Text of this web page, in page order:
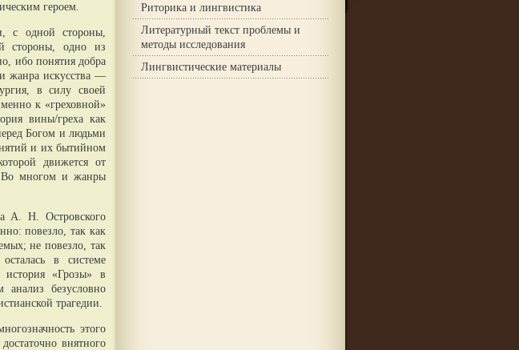
гeроем.
с одной стороны,
стороны, одно из
ибо понятия добра
жанра искусства —
в силу своей
к «греховной»
вины/греха как
Богом и людьми
и их бытийном
движется от
Во многом и жанры
А. Н. Островского
повезло, так как
не повезло, так
в системе
история «Грозы» в
анализ безусловно
трагедии.
этого
внятного
Риторика и лингвистика
Литературный текст проблемы и
методы исследования
Лингвистические материалы